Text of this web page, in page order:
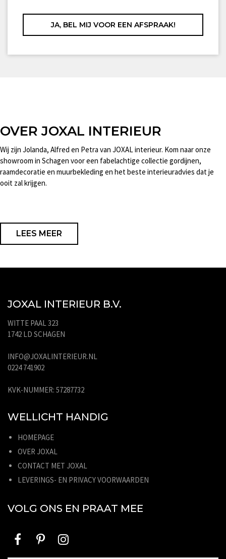
OVER JOXAL INTERIEUR
Wij zijn Jolanda, Alfred en Petra van JOXAL interieur. Kom naar onze
showroom in Schagen voor een fabelachtige collectie gordijnen,
raamdecoratie en muurbekleding en het beste interieuradvies dat je
ooit zal krijgen.
LEES MEER
JOXAL INTERIEUR B.V.
WITTE PAAL 323
1742 LD SCHAGEN
INFO@JOXALINTERIEUR.NL
0224 741902
KVK-NUMMER: 57287732
WELLICHT HANDIG
HOMEPAGE
OVER JOXAL
CONTACT MET JOXAL
LEVERINGS- EN PRIVACY VOORWAARDEN
VOLG ONS EN PRAAT MEE